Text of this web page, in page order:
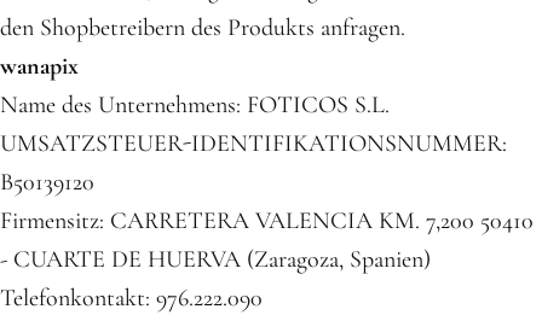
den Shopbetreibern des Produkts anfragen.
wanapix
Name des Unternehmens: FOTICOS S.L.
UMSATZSTEUER-IDENTIFIKATIONSNUMMER:
B50139120
Firmensitz: CARRETERA VALENCIA KM. 7,200 50410
- CUARTE DE HUERVA (Zaragoza, Spanien)
Telefonkontakt: 976.222.090